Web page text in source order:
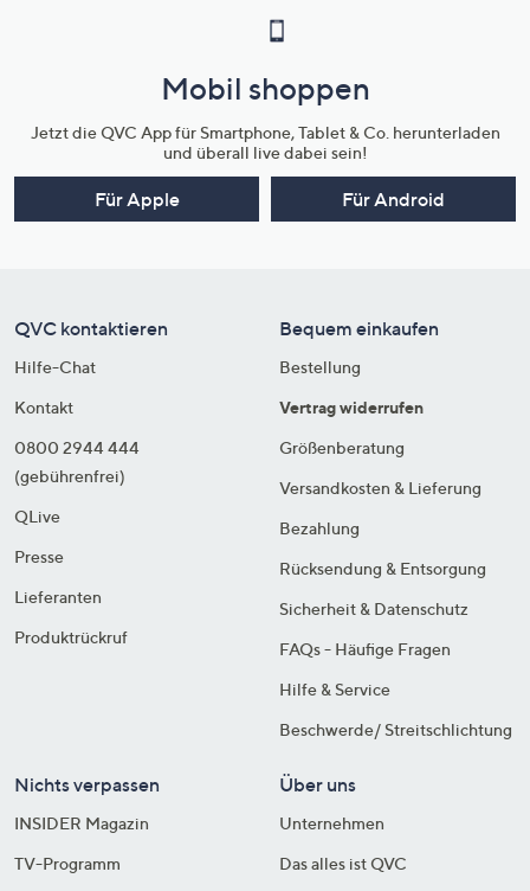
Mobil shoppen
Jetzt die QVC App für Smartphone, Tablet & Co. herunterladen
und überall live dabei sein!
Für Apple Für Android
QVC kontaktieren
Hilfe-Chat
Kontakt
0800 2944 444
(gebührenfrei)
QLive
Presse
Lieferanten
Produktrückruf
Bequem einkaufen
Bestellung
Vertrag widerrufen
Größenberatung
Versandkosten & Lieferung
Bezahlung
Rücksendung & Entsorgung
Sicherheit & Datenschutz
FAQs - Häufige Fragen
Hilfe & Service
Beschwerde/ Streitschlichtung
Nichts verpassen
INSIDER Magazin
TV-Programm
Über uns
Unternehmen
Das alles ist QVC